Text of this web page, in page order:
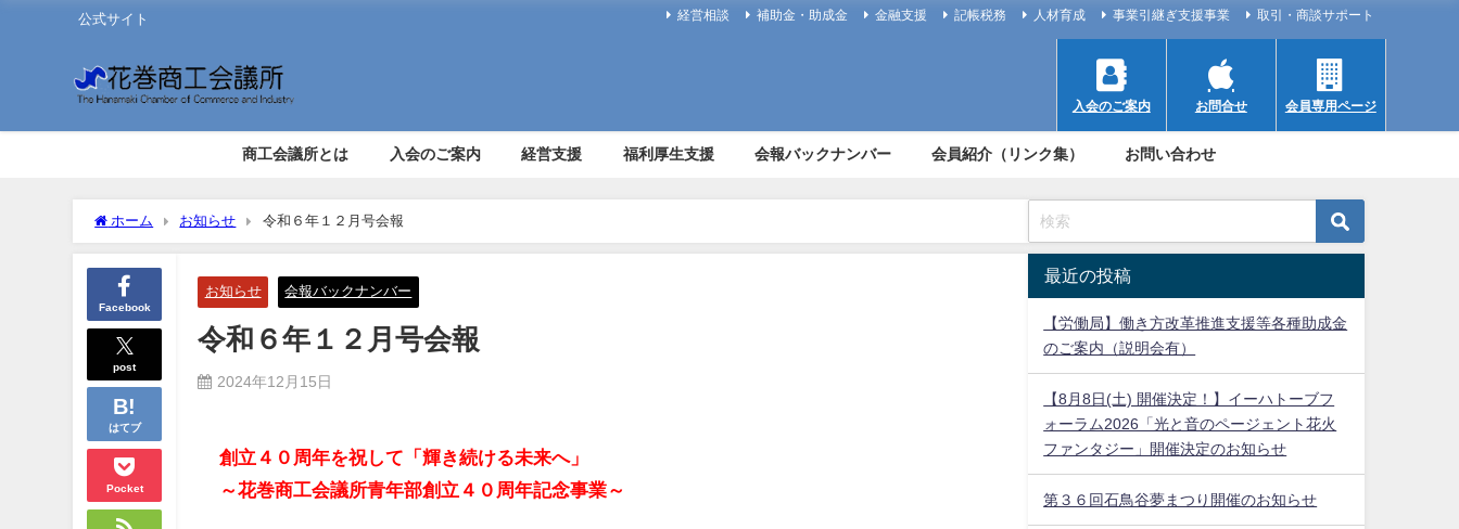
公式サイト 経営相談 補助金・助成金 金融支援 記帳税務 人材育成 事業引継ぎ支援事業 取引・商談サポート
入会のご案内 お問合せ 会員専用ページ
商工会議所とは 入会のご案内 経営支援 福利厚生支援 会報バックナンバー 会員紹介（リンク集） お問い合わせ
ホーム お知らせ 令和６年１２月号会報
Facebook
post
はてブ
Pocket
お知らせ 会報バックナンバー
令和６年１２月号会報
2024年12月15日
創立４０周年を祝して「輝き続ける未来へ」
～花巻商工会議所青年部創立４０周年記念事業～
最近の投稿
【労働局】働き方改革推進支援等各種助成金
のご案内（説明会有）
【8月8日(土) 開催決定！】イーハトーブフ
ォーラム2026「光と音のページェント花火
ファンタジー」開催決定のお知らせ
第３６回石鳥谷夢まつり開催のお知らせ